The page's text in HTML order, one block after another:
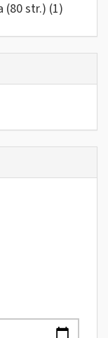
(80 str.) (1)